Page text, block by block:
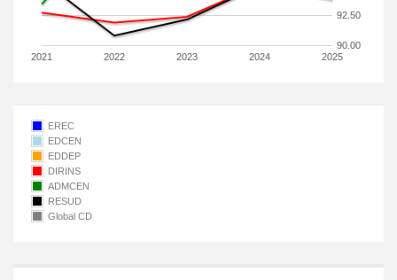
2021 2022 2023 2024 2025
90.00
92.50
EREC
EDCEN
EDDEP
DIRINS
ADMCEN
RESUD
Global CD